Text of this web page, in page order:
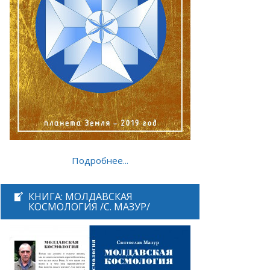
Подробнее...
КНИГА: МОЛДАВСКАЯ
КОСМОЛОГИЯ /С. МАЗУР/